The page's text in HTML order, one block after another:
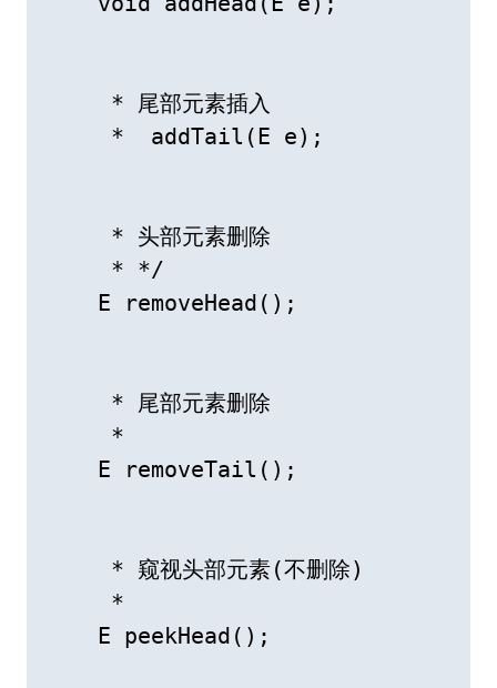
     * 尾部元素插入
     *  addTail(E e);
     * 头部元素删除
     * */
    E removeHead();
     * 尾部元素删除
     *
    E removeTail();
     * 窥视头部元素(不删除)
     *
    E peekHead();